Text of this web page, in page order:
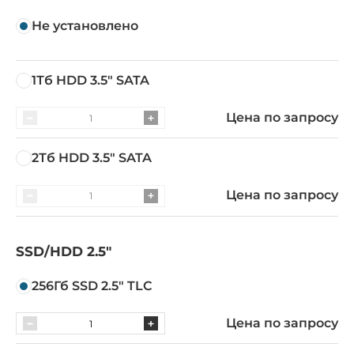
Не установлено
1Тб HDD 3.5" SATA
Цена по запросу
2Тб HDD 3.5" SATA
Цена по запросу
SSD/HDD 2.5"
256Гб SSD 2.5" TLC
Цена по запросу